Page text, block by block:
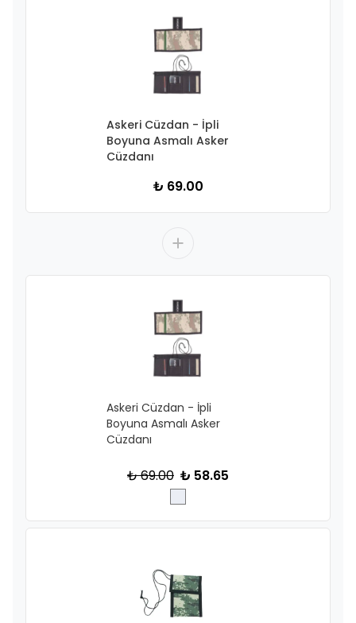
Askeri Cüzdan - İpli
Boyuna Asmalı Asker
Cüzdanı
₺ 69.00
Askeri Cüzdan - İpli
Boyuna Asmalı Asker
Cüzdanı
₺ 69.00 ₺ 58.65